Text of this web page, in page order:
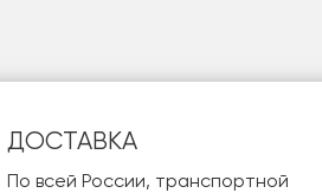
ДОСТАВКА
По всей России, транспортной